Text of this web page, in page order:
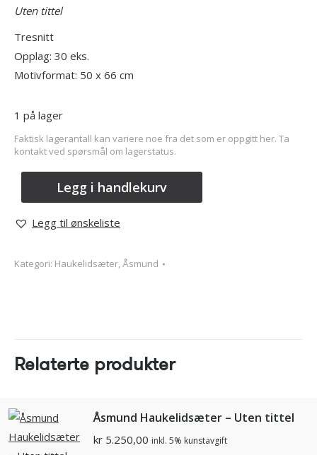
Uten tittel
Tresnitt
Opplag: 30 eks.
Motivformat: 50 x 66 cm
1 på lager
Faktisk lagerantall kan variere noe fra det som er oppgitt her. Ta
kontakt ved spørsmål om lagerstatus.
Legg i handlekurv
Legg til ønskeliste
Kategori: Haukelidsæter, Åsmund
Relaterte produkter
Åsmund Haukelidsæter – Uten tittel
kr 5.250,00 inkl. 5% kunstavgift